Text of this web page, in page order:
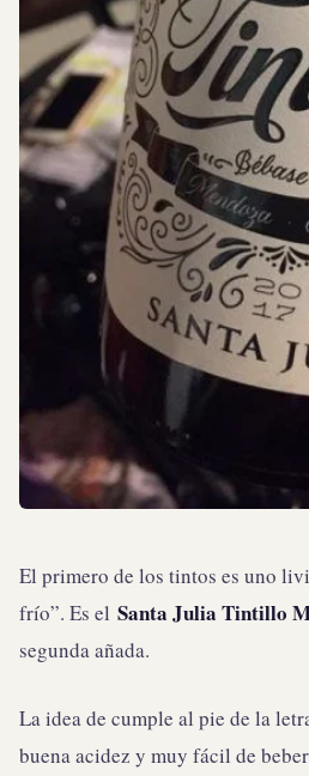
El primero de los tintos es uno
frío”. Es el Santa Julia Tintillo
segunda añada.
La idea de cumple al pie de la
buena acidez y muy fácil de